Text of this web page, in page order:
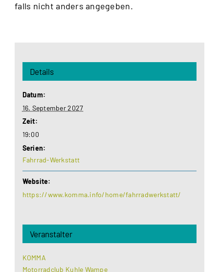
falls nicht anders angegeben.
Details
Datum:
16. September 2027
Zeit:
19:00
Serien:
Fahrrad-Werkstatt
Website:
https://www.komma.info/home/fahrradwerkstatt/
Veranstalter
KOMMA
Motorradclub Kuhle Wampe